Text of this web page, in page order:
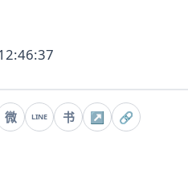
微 LINE 书 ↗ 🔗